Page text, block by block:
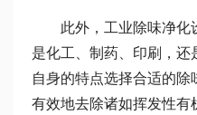
此外，工业除味净化
是化工、制药、印刷，
自身的特点选择合适的
有效地去除诸如挥发性